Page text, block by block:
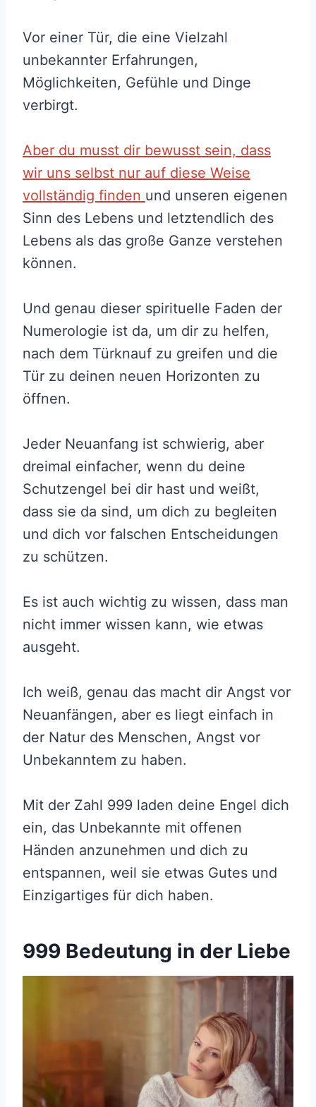
Vor einer Tür, die eine Vielzahl
unbekannter Erfahrungen,
Möglichkeiten, Gefühle und Dinge
verbirgt.
Aber du musst dir bewusst sein, dass
wir uns selbst nur auf diese Weise
vollständig finden und unseren eigenen
Sinn des Lebens und letztendlich des
Lebens als das große Ganze verstehen
können.
Und genau dieser spirituelle Faden der
Numerologie ist da, um dir zu helfen,
nach dem Türknauf zu greifen und die
Tür zu deinen neuen Horizonten zu
öffnen.
Jeder Neuanfang ist schwierig, aber
dreimal einfacher, wenn du deine
Schutzengel bei dir hast und weißt,
dass sie da sind, um dich zu begleiten
und dich vor falschen Entscheidungen
zu schützen.
Es ist auch wichtig zu wissen, dass man
nicht immer wissen kann, wie etwas
ausgeht.
Ich weiß, genau das macht dir Angst vor
Neuanfängen, aber es liegt einfach in
der Natur des Menschen, Angst vor
Unbekanntem zu haben.
Mit der Zahl 999 laden deine Engel dich
ein, das Unbekannte mit offenen
Händen anzunehmen und dich zu
entspannen, weil sie etwas Gutes und
Einzigartiges für dich haben.
999 Bedeutung in der Liebe